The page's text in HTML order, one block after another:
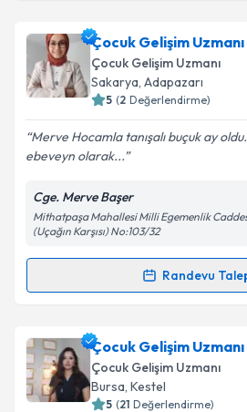
kapsamda işlenmesini kabul
Takvim Talebini
Çocuk Gelişim Uzmanı
takvimi talebi oluşturun. Size bu
almanız için bir takvim
bilgilendireceğiz.
E-posta Adresiniz
Kişisel verilerimin
Metni'ni okudum ve kişisel
kapsamda işlenmesini
Çocuk Gelişim
Çocuk Gelişim Uzmanı
Sakarya, Adapazarı
5 (2 Değerlendirme)
Merve Hocamla tanışalı buçuk ay
ebeveyn olarak...
Cge. Merve Başer
Mithatpaşa Mahallesi Milli Egemenlik
(Uçağın Karşısı) No:103/32
Randevu
Randevu Takvimi Talebi
Çocuk Gelişim Uzmanı
takvimi talebi oluşturun. Size bu
almanız için bir takvim
bilgilendireceğiz.
Çocuk Gelişim
Çocuk Gelişim Uzmanı
Bursa, Kestel
5 (21 Değerlendirme)